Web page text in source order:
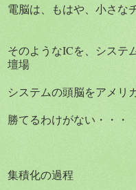
電脳は、もはや、小さな
そのようなICを、シス
壇場
システムの頭脳をアメリ
勝てるわけがない・・・
集積化の過程